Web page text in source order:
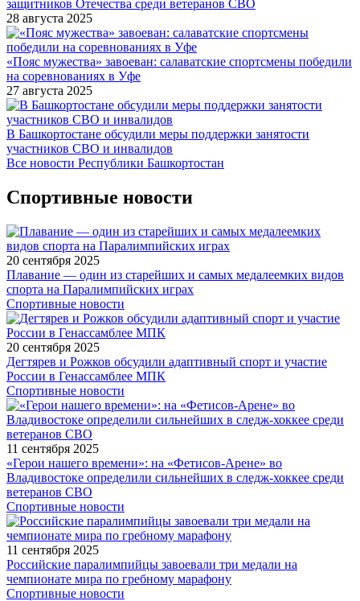
защитников Отечества среди ветеранов СВО
28 августа 2025
«Пояс мужества» завоеван: салаватские спортсмены победили
на соревнованиях в Уфе
27 августа 2025
В Башкортостане обсудили меры поддержки занятости
участников СВО и инвалидов
Все новости Республики Башкортостан
Спортивные новости
20 сентября 2025
Плавание — один из старейших и самых медалеемких видов
спорта на Паралимпийских играх
Спортивные новости
20 сентября 2025
Дегтярев и Рожков обсудили адаптивный спорт и участие
России в Генассамблее МПК
Спортивные новости
11 сентября 2025
«Герои нашего времени»: на «Фетисов-Арене» во
Владивостоке определили сильнейших в следж-хоккее среди
ветеранов СВО
Спортивные новости
11 сентября 2025
Российские паралимпийцы завоевали три медали на
чемпионате мира по гребному марафону
Спортивные новости